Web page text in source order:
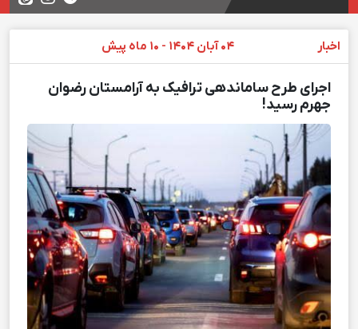
اخبار 04 آبان 1404 - 10 ماه پیش
اجرای طرح ساماندهی ترافیک به آرامستان رضوان
جهرم رسید!